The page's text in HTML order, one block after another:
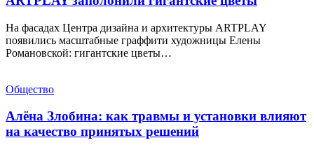
На фасадах Центра дизайна и архитектуры ARTPLAY
появились масштабные граффити художницы Елены
Романовской: гигантские цветы…
Общество
Алёна Злобина: как травмы и установки влияют
на качество принятых решений